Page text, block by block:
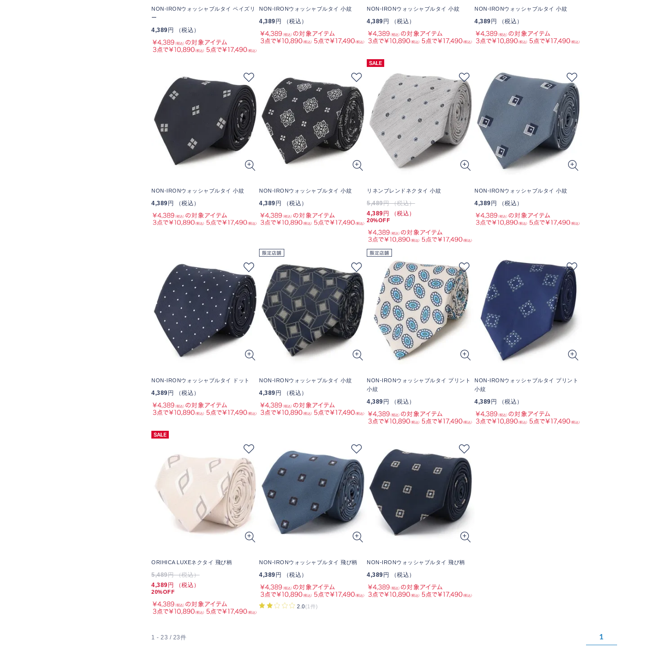
NON-IRONウォッシャブルタイ ペイズリ
ー
4,389 円 （税込）
NON-IRONウォッシャブルタイ 小紋
4,389 円 （税込）
NON-IRONウォッシャブルタイ 小紋
4,389 円 （税込）
NON-IRONウォッシャブルタイ 小紋
4,389 円 （税込）
NON-IRONウォッシャブルタイ 小紋
4,389円 （税込）
NON-IRONウォッシャブルタイ 小紋
4,389円 （税込）
リネンブレンドネクタイ 小紋
5,489円 （税込）
4,389円 （税込）
20%OFF
NON-IRONウォッシャブルタイ 小紋
4,389円 （税込）
NON-IRONウォッシャブルタイ ドット
4,389 円 （税込）
NON-IRONウォッシャブルタイ 小紋
4,389 円 （税込）
NON-IRONウォッシャブルタイ プリント
小紋
4,389 円 （税込）
NON-IRONウォッシャブルタイ プリント
小紋
4,389 円 （税込）
ORIHICA LUXEネクタイ 飛び柄
5,489円 （税込）
4,389 円 （税込）
20%OFF
NON-IRONウォッシャブルタイ 飛び柄
4,389 円 （税込）
2.0(1件)
NON-IRONウォッシャブルタイ 飛び柄
4,389 円 （税込）
1 - 23 / 23件 1